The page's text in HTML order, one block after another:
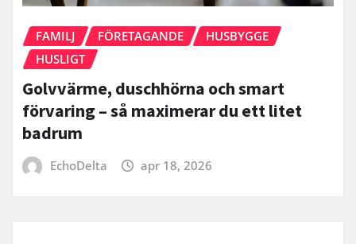
FAMILJ FÖRETAGANDE
HUSBYGGE
HUSLIGT
Golvvärme, duschhörna och smart
förvaring – så maximerar du ett litet
badrum
EchoDelta apr 18, 2026